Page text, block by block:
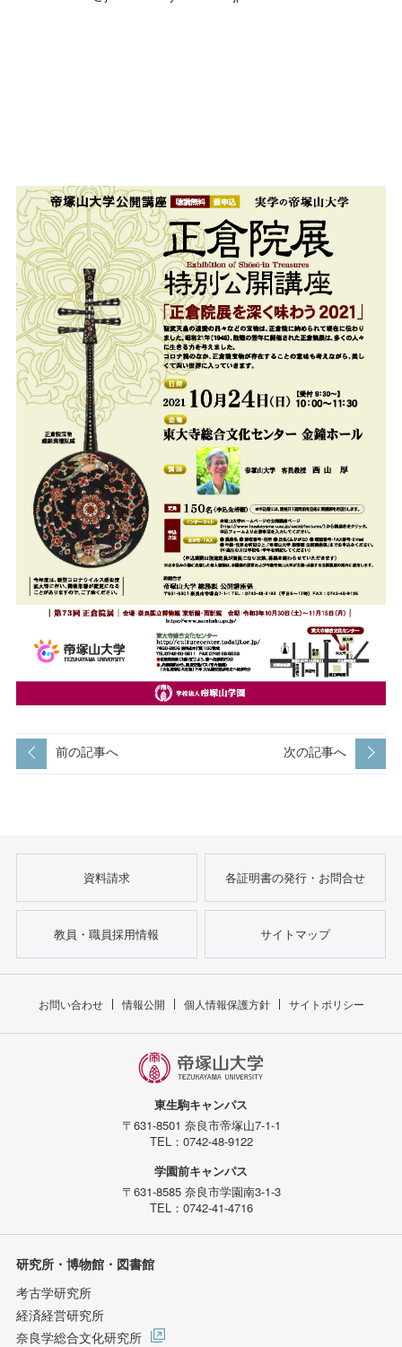
前の記事へ 次の記事へ
資料請求 各証明書の発行・お問合せ
教員・職員採用情報 サイトマップ
お問い合わせ 情報公開 個人情報保護方針 サイトポリシー
東生駒キャンパス
〒631-8501 奈良市帝塚山7-1-1
TEL：0742-48-9122
学園前キャンパス
〒631-8585 奈良市学園南3-1-3
TEL：0742-41-4716
研究所・博物館・図書館
考古学研究所
経済経営研究所
奈良学総合文化研究所